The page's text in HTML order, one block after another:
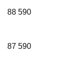
88 590
87 590